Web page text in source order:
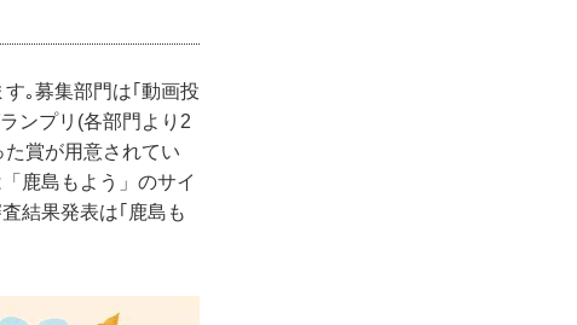
｡募集部門は｢動画投
ンプリ(各部門より2
賞が用意されてい
鹿島もよう」のサイ
結果発表は｢鹿島も